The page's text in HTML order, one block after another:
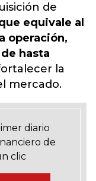
de
equivale al
operación,
hasta
la
mercado.
diario
de
clic